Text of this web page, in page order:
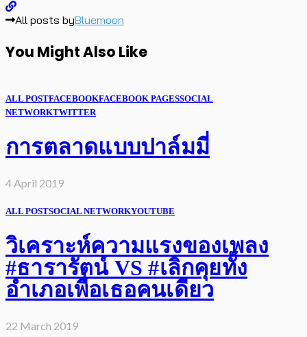
All posts byBluemoon
You Might Also Like
ALL POSTFACEBOOKFACEBOOK PAGESSOCIAL
NETWORKTWITTER
การตลาดแบบปาล์มมี่
4 April 2019
ALL POSTSOCIAL NETWORKYOUTUBE
วิเคราะห์ความแรงของเพลง
#ธารารัตน์ VS #เลิกคุยทั้ง
อำเภอเพื่อเธอคนเดียว
22 March 2019